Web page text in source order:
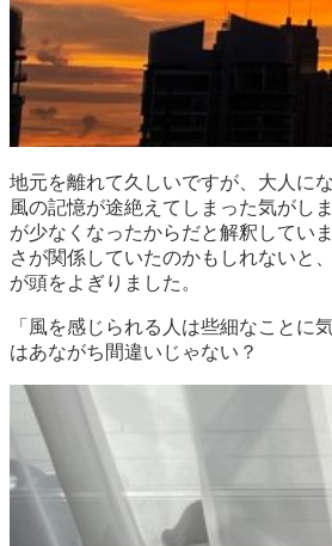
地元を離れて久しいですが、大人に
風の記憶が途絶えてしまった気がし
が少なくなったからだと解釈してい
さが関係していたのかもしれないと
が頭をよぎりました。
「風を感じられる人は些細なことに
はあながち間違いじゃない？